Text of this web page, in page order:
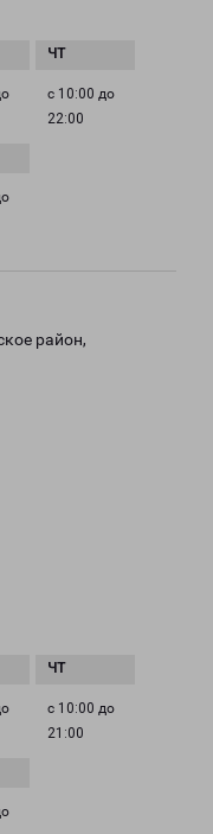
с 10:00 до
22:00
район,
с 10:00 до
21:00